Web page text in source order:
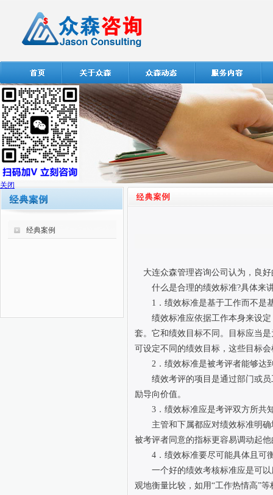
经典案例
大连众森管理咨询公司认为，良
什么是合理的绩效标准?具体来讲
1．绩效标准是基于工作而不是
绩效标准应依据工作本身来设定
套。它和绩效目标不同。目标应当
可设定不同的绩效目标，这些目标
2．绩效标准是被考评者能够达
绩效考评的项目是通过部门或员
励导向价值。
3．绩效标准应是考评双方所共
主管和下属都应对绩效标准明确
被考评者同意的指标更容易调动起
4．绩效标准要尽可能具体且可
一个好的绩效考核标准应是可以
观地衡量比较，如用“工作热情高”
关闭